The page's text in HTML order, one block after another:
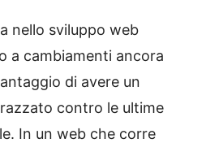
nello sviluppo web
a cambiamenti ancora
di avere un
contro le ultime
In un web che corre